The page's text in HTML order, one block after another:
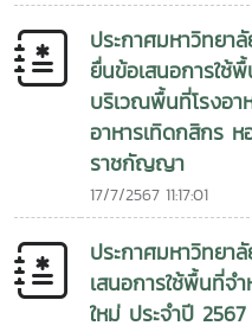
ประกาศมหาวิทยา
ยื่นข้อเสนอการใช้
บริเวณพื้นที่โรงอา
อาหารเทิดกสิกร
ราชกัญญา
17/7/2567 11:17:01
ประกาศมหาวิทยา
เสนอการใช้พื้นที่จ
ใหม่ ประจำปี 2567